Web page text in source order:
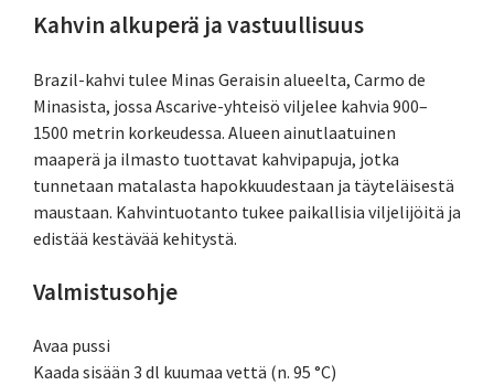
Kahvin alkuperä ja vastuullisuus
Brazil-kahvi tulee Minas Geraisin alueelta, Carmo de
Minasista, jossa Ascarive-yhteisö viljelee kahvia 900–
1500 metrin korkeudessa. Alueen ainutlaatuinen
maaperä ja ilmasto tuottavat kahvipapuja, jotka
tunnetaan matalasta hapokkuudestaan ja täyteläisestä
maustaan. Kahvintuotanto tukee paikallisia viljelijöitä ja
edistää kestävää kehitystä.
Valmistusohje
Avaa pussi
Kaada sisään 3 dl kuumaa vettä (n. 95 °C)